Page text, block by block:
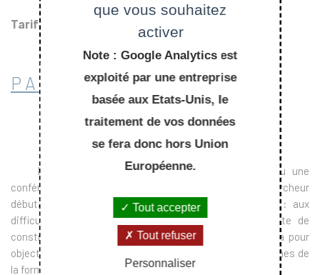
Tarif
PASSER COMMANDE
Écrire un article scientifique pour une revue ou une
conférence n’est pas toujours évident pour un chercheur
débutant dont la langue maternelle n’est pas l’anglais : aux
difficultés de la langue s’ajoute une manière différente de
construire et même de penser un article. Cet ouvrage a pour
objectif d’aider le chercheur débutant à éviter les problèmes de
la formulation de son article et
que vous souhaitez
activer
Note : Google Analytics est
exploité par une entreprise
basée aux Etats-Unis, le
traitement de vos données
se fera donc hors Union
Européenne.
Tout accepter
Tout refuser
Personnaliser